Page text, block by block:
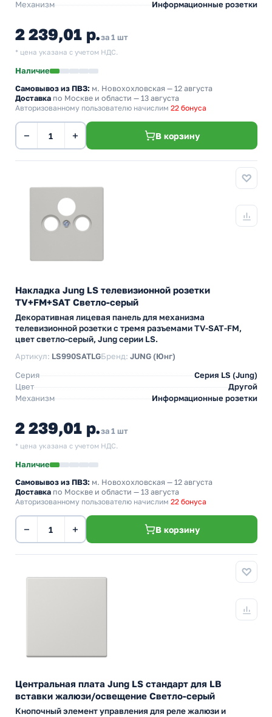
Механизм
Информационные розетки
2 239,01 р.за 1 шт
* цена указана с учетом НДС.
Наличие
Самовывоз из ПВЗ: м. Новохохловская — 12 августа
Доставка по Москве и области — 13 августа
Авторизованному пользователю начислим 22 бонуса
− + В корзину
Накладка Jung LS телевизионной розетки
TV+FM+SAT Светло-серый
Декоративная лицевая панель для механизма
телевизионной розетки с тремя разъемами TV-SAT-FM,
цвет светло-серый, Jung серии LS.
Артикул: LS990SATLGБренд: JUNG (Юнг)
Серия
Серия LS (Jung)
Цвет
Другой
Механизм
Информационные розетки
2 239,01 р.за 1 шт
* цена указана с учетом НДС.
Наличие
Самовывоз из ПВЗ: м. Новохохловская — 12 августа
Доставка по Москве и области — 13 августа
Авторизованному пользователю начислим 22 бонуса
− + В корзину
Центральная плата Jung LS стандарт для LB
вставки жалюзи/освещение Светло-серый
Кнопочный элемент управления для реле жалюзи и